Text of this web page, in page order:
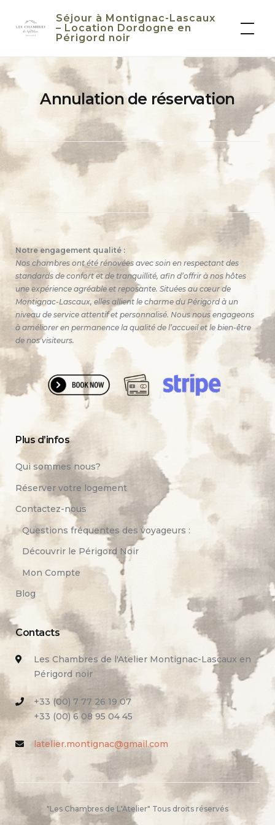
Séjour à Montignac-Lascaux
– Location Dordogne en
Périgord noir
Annulation de réservation
Notre engagement qualité :
Nos chambres ont été rénovées avec soin en respectant des
standards de confort et de tranquillité, afin d’offrir à nos hôtes
une expérience agréable et reposante. Situées au cœur de
Montignac-Lascaux, elles allient le charme du Périgord à un
niveau de service attentif et personnalisé. Nous nous engageons
à améliorer en permanence la qualité de l’accueil et le bien-être
de nos visiteurs.
Plus d’infos
Qui sommes nous?
Réserver votre logement
Contactez-nous
Questions fréquentes des voyageurs :
Découvrir le Périgord Noir
Mon Compte
Blog
Contacts
Les Chambres de l'Atelier Montignac-Lascaux en
Périgord noir
+33 (00) 7 77 26 19 07
+33 (00) 6 08 95 04 45
latelier.montignac@gmail.com
"Les Chambres de L'Atelier" Tous droits réservés